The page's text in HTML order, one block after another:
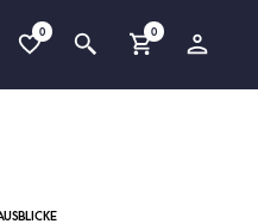
0 0